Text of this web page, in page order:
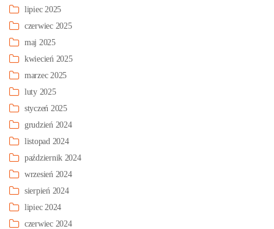
lipiec 2025
czerwiec 2025
maj 2025
kwiecień 2025
marzec 2025
luty 2025
styczeń 2025
grudzień 2024
listopad 2024
październik 2024
wrzesień 2024
sierpień 2024
lipiec 2024
czerwiec 2024